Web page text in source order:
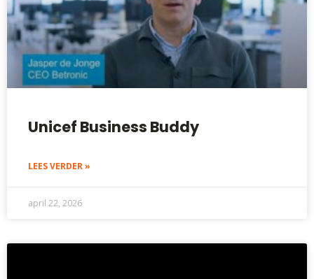
Unicef Business Buddy
LEES VERDER »
april 22, 2026